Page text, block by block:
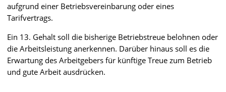
aufgrund einer Betriebsvereinbarung oder eines
Tarifvertrags.
Ein 13. Gehalt soll die bisherige Betriebstreue belohnen oder
die Arbeitsleistung anerkennen. Darüber hinaus soll es die
Erwartung des Arbeitgebers für künftige Treue zum Betrieb
und gute Arbeit ausdrücken.